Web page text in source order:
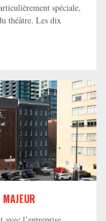
spéciale,
théâtre. Les dix